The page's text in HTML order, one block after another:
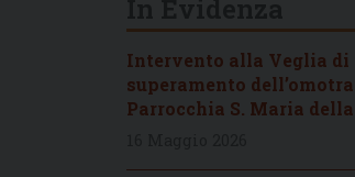
Intervento alla Veglia di
superamento
Parrocchia S. Maria